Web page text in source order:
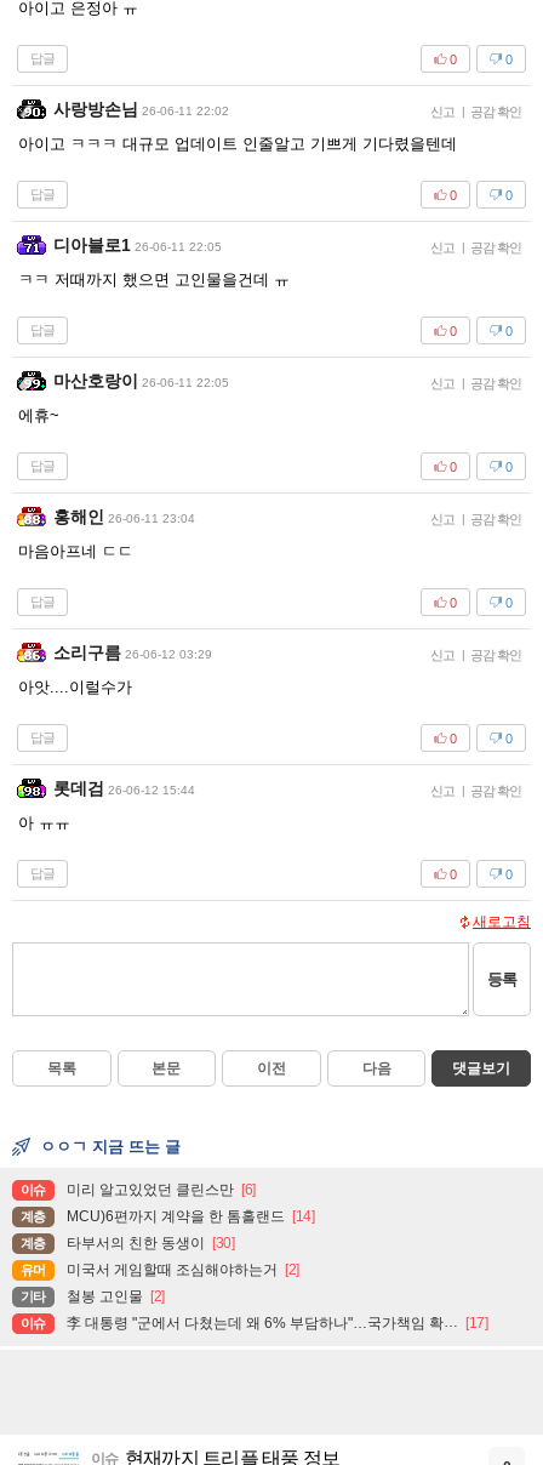
아이고 은정아 ㅠ
답글 0
0
사랑방손님 26-06-11 22:02 신고 | 공감 확인
아이고 ㅋㅋㅋ 대규모 업데이트 인줄알고 기쁘게 기다렸을텐데
답글 0
0
디아블로1 26-06-11 22:05 신고 | 공감 확인
ㅋㅋ 저때까지 했으면 고인물을건데 ㅠ
답글 0
0
마산호랑이 26-06-11 22:05 신고 | 공감 확인
에휴~
답글 0
0
홍해인 26-06-11 23:04 신고 | 공감 확인
마음아프네 ㄷㄷ
답글 0
0
소리구름 26-06-12 03:29 신고 | 공감 확인
아앗....이럴수가
답글 0
0
롯데검 26-06-12 15:44 신고 | 공감 확인
아 ㅠㅠ
답글 0
0
새로고침
등록
목록 본문 이전 다음 댓글보기
ㅇㅇㄱ 지금 뜨는 글
이슈 미리 알고있었던 클린스만 [6]
계층 MCU)6편까지 계약을 한 톰홀랜드 [14]
계층 타부서의 친한 동생이 [30]
유머 미국서 게임할때 조심해야하는거 [2]
기타 철봉 고인물 [2]
이슈 李 대통령 "군에서 다쳤는데 왜 6% 부담하나"…국가책임 확대 주문 [17]
이슈 현재까지 트리플 태풍 정보